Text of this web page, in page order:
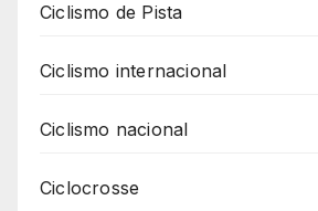
Ciclismo de Pista
Ciclismo internacional
Ciclismo nacional
Ciclocrosse